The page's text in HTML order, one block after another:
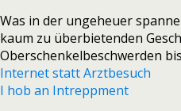
Was in der ungeheuer
kaum zu überbietenden
Oberschenkelbeschwerden
Internet statt Arztbesuch
I hob an Intreppment